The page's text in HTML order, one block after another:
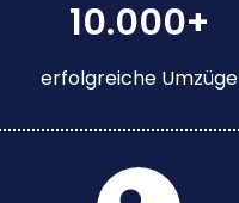
10.000+
erfolgreiche Umzüge